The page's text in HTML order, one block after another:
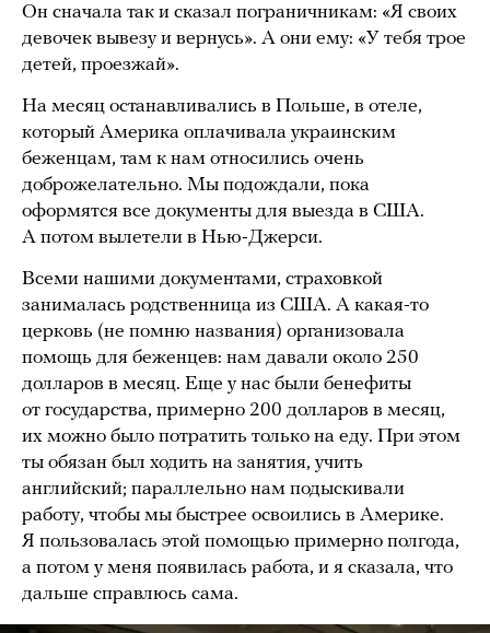
Он сначала так и сказал пограничникам: «Я своих
девочек вывезу и вернусь». А они ему: «У тебя трое
детей, проезжай».
На месяц останавливались в Польше, в отеле,
который Америка оплачивала украинским
беженцам, там к нам относились очень
доброжелательно. Мы подождали, пока
оформятся все документы для выезда в США.
А потом вылетели в Нью-Джерси.
Всеми нашими документами, страховкой
занималась родственница из США. А какая-то
церковь (не помню названия) организовала
помощь для беженцев: нам давали около 250
долларов в месяц. Еще у нас были бенефиты
от государства, примерно 200 долларов в месяц,
их можно было потратить только на еду. При этом
ты обязан был ходить на занятия, учить
английский; параллельно нам подыскивали
работу, чтобы мы быстрее освоились в Америке.
Я пользовалась этой помощью примерно полгода,
а потом у меня появилась работа, и я сказала, что
дальше справлюсь сама.